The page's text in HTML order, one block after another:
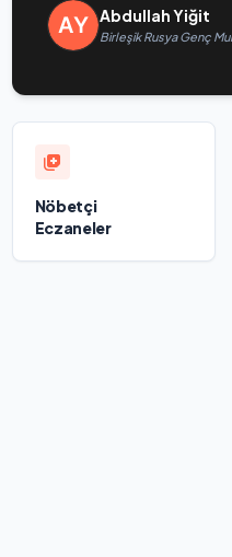
Abdullah Yiğit
Birleşik Rusya Genç
Nöbetçi
Eczaneler